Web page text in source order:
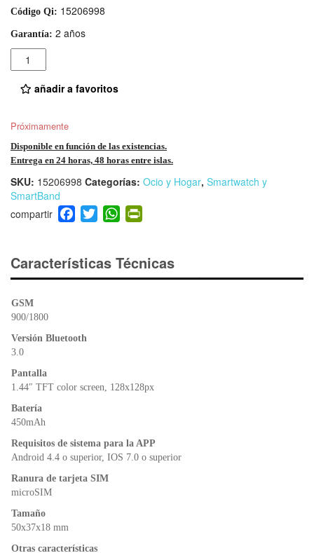
Código Qi: 15206998
Garantía: 2 años
Cantidad
añadir a favoritos
Próximamente
Disponible en función de las existencias.
Entrega en 24 horas, 48 horas entre islas.
SKU: 15206998 Categorías: Ocio y Hogar, Smartwatch y
SmartBand
F
a
e
b
k
T
wi
er
W
h
s
A
ri
e
Características Técnicas
GSM
900/1800
Versión Bluetooth
3.0
Pantalla
1.44″ TFT color screen, 128x128px
Batería
450mAh
Requisitos de sistema para la APP
Android 4.4 o superior, IOS 7.0 o superior
Ranura de tarjeta SIM
microSIM
Tamaño
50x37x18 mm
Otras características